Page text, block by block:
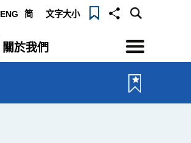
ENG 简 文字大小
關於我們
展
選
單